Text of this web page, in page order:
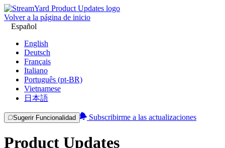
Volver a la página de inicio
Español
English
Deutsch
Français
Italiano
Português (pt-BR)
Vietnamese
日本語
Sugerir Funcionalidad Subscribirme a las actualizaciones
Product Updates